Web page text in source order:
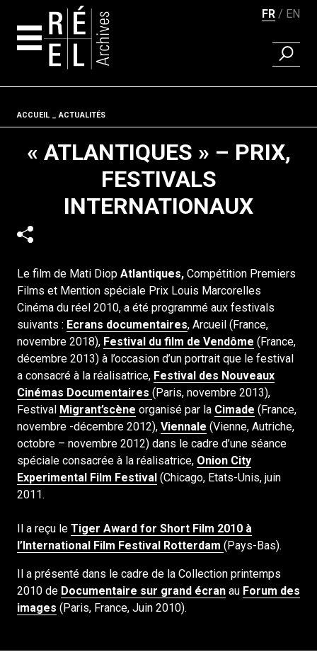
FR EN
Fil d'ariane
ACCUEIL ACTUALITÉS
« ATLANTIQUES » – PRIX,
FESTIVALS
INTERNATIONAUX
Le film de Mati Diop Atlantiques, Compétition Premiers
Films et Mention spéciale Prix Louis Marcorelles
Cinéma du réel 2010, a été programmé aux festivals
suivants : Ecrans documentaires, Arcueil (France,
novembre 2018), Festival du film de Vendôme (France,
décembre 2013) à l’occasion d’un portrait que le festival
a consacré à la réalisatrice, Festival des Nouveaux
Cinémas Documentaires (Paris, novembre 2013),
Festival Migrant’scène organisé par la Cimade (France,
novembre -décembre 2012), Viennale (Vienne, Autriche,
octobre – novembre 2012) dans le cadre d’une séance
spéciale consacrée à la réalisatrice, Onion City
Experimental Film Festival (Chicago, Etats-Unis, juin
2011.
Il a reçu le Tiger Award for Short Film 2010 à
l’International Film Festival Rotterdam (Pays-Bas).
Il a présenté dans le cadre de la Collection printemps
2010 de Documentaire sur grand écran au Forum des
images (Paris, France, Juin 2010).